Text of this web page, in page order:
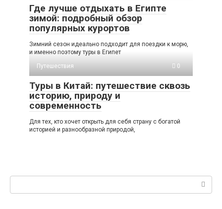
Где лучше отдыхать в Египте
зимой: подробный обзор
популярных курортов
Зимний сезон идеально подходит для поездки к морю,
и именно поэтому туры в Египет
Путешествия
0
Туры в Китай: путешествие сквозь
историю, природу и
современность
Для тех, кто хочет открыть для себя страну с богатой
историей и разнообразной природой,